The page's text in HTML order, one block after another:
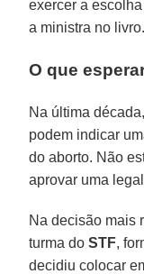
exercer a
a ministra no livro.
O que
Na última
podem indicar
do aborto. Não
aprovar uma
Na decisão mais
turma doSTF,
decidiu colocar